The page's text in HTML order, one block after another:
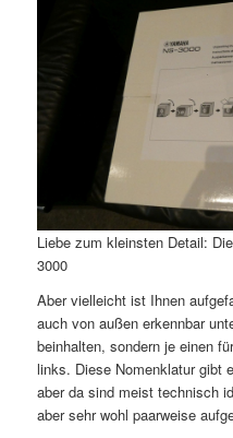
Liebe zum kleinsten Detail:
3000
Aber vielleicht ist Ihnen
auch von außen erkennbar
beinhalten, sondern je einen
links. Diese Nomenklatur gibt
aber da sind meist technisch
aber sehr wohl paarweise